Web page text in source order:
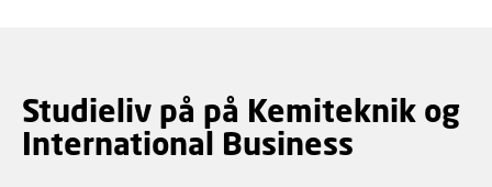
Studieliv på på Kemiteknik og
International Business